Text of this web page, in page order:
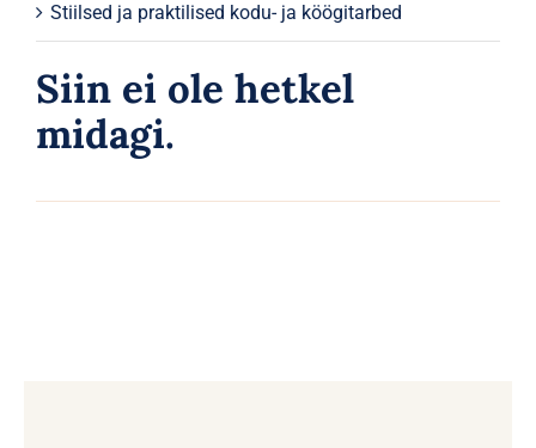
Stiilsed ja praktilised kodu- ja köögitarbed
Siin ei ole hetkel
midagi.